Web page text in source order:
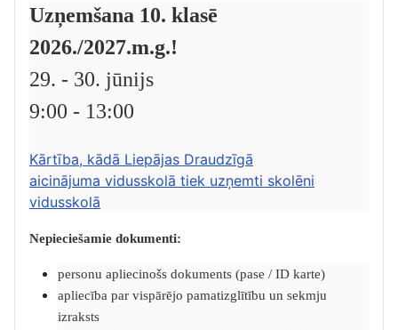
Uzņemšana 10. klasē
2026./2027.m.g.!
29. - 30. jūnijs
9:00 - 13:00
Kārtība, kādā Liepājas Draudzīgā
aicinājuma vidusskolā tiek uzņemti skolēni
vidusskolā
Nepieciešamie dokumenti:
personu apliecinošs dokuments (pase / ID karte)
apliecība par vispārējo pamatizglītību un sekmju
izraksts